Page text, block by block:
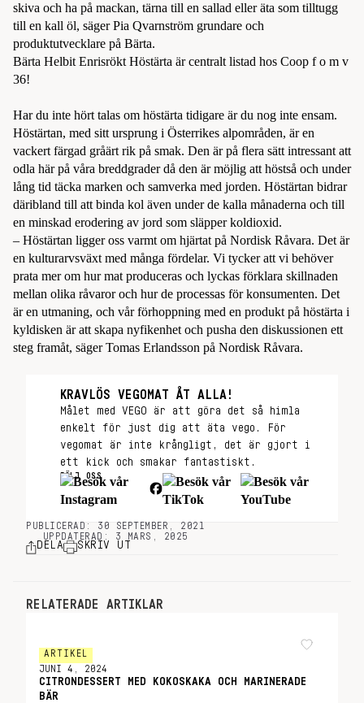
skiva och ha på mackan, tärna till en sallad eller äta som tilltugg
till en kall öl, säger Pia Qvarnström grundare och
produktutvecklare på Bärta.
Bärta Helbit Enrisrökt Höstärta är centralt listad hos Coop f o m v
36!
Har du inte hört talas om höstärta tidigare är du nog inte ensam.
Höstärtan, med sitt ursprung i Österrikes alpområden, är en
vackert färgad gråärt rik på smak. Den är på flera sätt intressant att
odla här på våra breddgrader då den är möjlig att höstså och under
lång tid täcka marken och samverka med jorden. Höstärtan bidrar
däribland till att binda kol även under de kalla månaderna och till
en minskad erodering av jord som släpper koldioxid.
– Höstärtan ligger oss varmt om hjärtat på Nordisk Råvara. Det är
en kulturarvsväxt med många fördelar. Vi tycker att vi behöver
prata mer om hur mat produceras och lyckas förklara skillnaden
mellan olika råvaror och hur de processas för konsumenten. Det
är en utmaning, och vår förhoppning med en produkt på höstärta i
kyldisken är att skapa nyfikenhet och pusha den diskussionen ett
steg framåt, säger Tomas Erlandsson på Nordisk Råvara.
KRAVLÖS VEGOMAT ÅT ALLA!
Målet med VEGO är att göra det så himla
enkelt för just dig att äta vego. För
vegomat är inte krångligt, det är gjort i
ett kick och smakar fantastiskt.
FÖLJ OSS
PUBLICERAD: 30 SEPTEMBER, 2021
UPPDATERAD: 3 MARS, 2025
DELA SKRIV UT
RELATERADE ARTIKLAR
ARTIKEL
JUNI 4, 2024
CITRONDESSERT MED KOKOSKAKA OCH MARINERADE
BÄR